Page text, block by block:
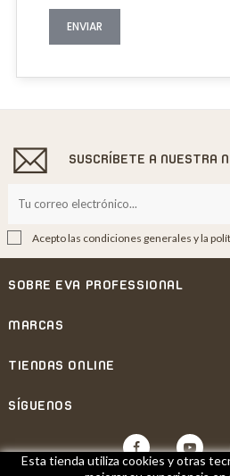
SUSCRÍBETE A NUESTRA
Acepto las condiciones generales y la
SOBRE EVA PROFESSIONAL
MARCAS
TIENDAS ONLINE
SÍGUENOS
Facebook
Esta tienda utiliza cookies y otras